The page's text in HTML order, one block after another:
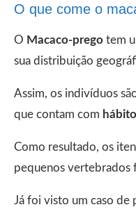
O que come o
O Macaco-prego tem
sua distribuição
Assim, os indivíduos
que contam com
Como resultado, os
pequenos vertebrados
Já foi visto um caso de